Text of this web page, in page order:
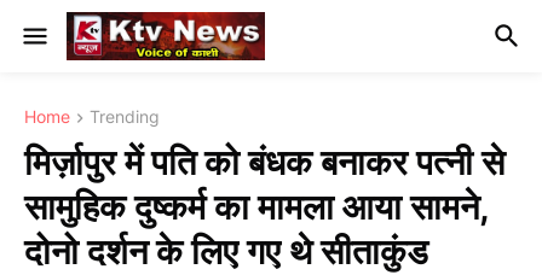
Home Trending
मिर्ज़ापुर में पति को बंधक बनाकर पत्नी से
सामुहिक दुष्कर्म का मामला आया सामने,
दोनो दर्शन के लिए गए थे सीताकुंड